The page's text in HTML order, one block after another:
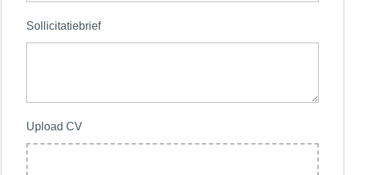
Sollicitatiebrief
Upload CV